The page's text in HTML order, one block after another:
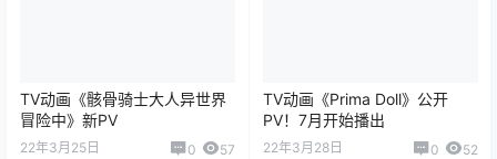
TV动画《骸骨骑士大人异世界
冒险中》新PV
22年3月25日 0 57
TV动画《Prima Doll》公开
PV！7月开始播出
22年3月28日 0 52